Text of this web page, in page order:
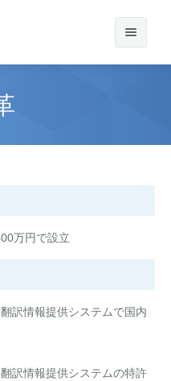
万円で設立
訳情報提供システムで国内
訳情報提供システムの特許